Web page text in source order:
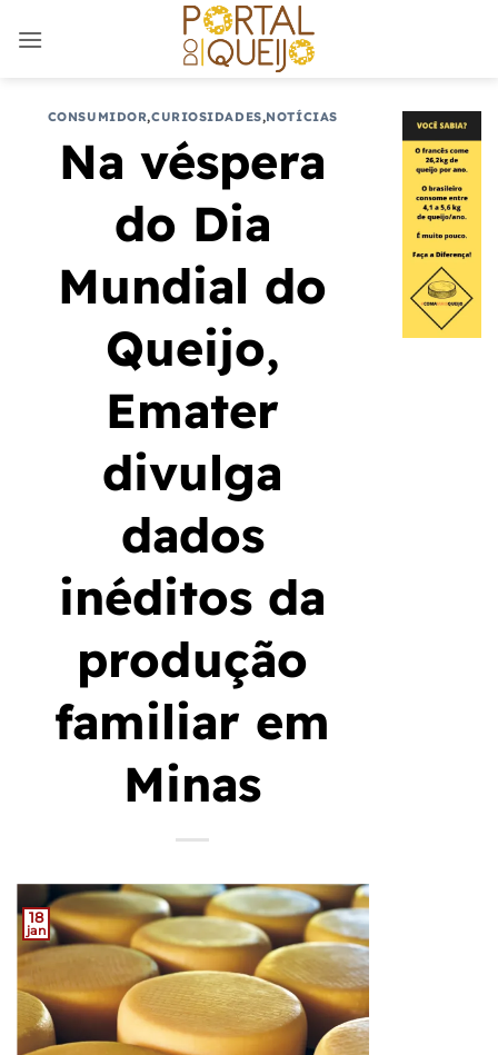
CONSUMIDOR,CURIOSIDADES,NOTÍCIAS
Na véspera
do Dia
Mundial do
Queijo,
Emater
divulga
dados
inéditos da
produção
familiar em
Minas
18
jan